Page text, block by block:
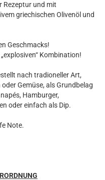
Rezeptur und mit
griechischen Olivenöl und
Geschmacks!
Kombination!
nach tradioneller Art,
Gemüse, als Grundbelag
Hamburger,
oder einfach als Dip.
Note.